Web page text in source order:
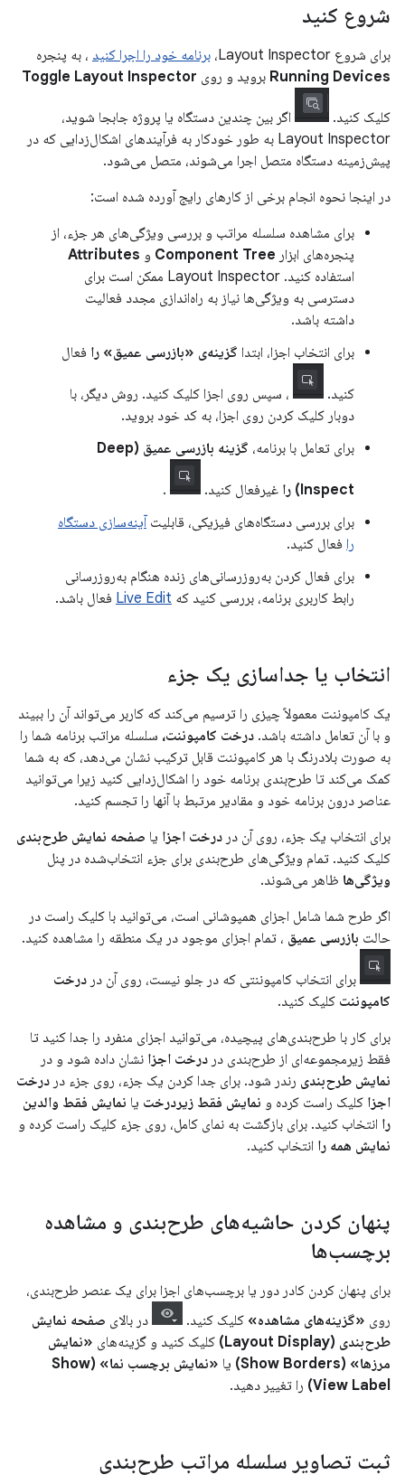
شروع کنید
برای شروع Layout Inspector، برنامه خود را اجرا کنید ، به پنجره
Running Devices بروید و روی Toggle Layout Inspector
کلیک کنید.
اگر بین چندین دستگاه یا پروژه جابجا شوید،
Layout Inspector به طور خودکار به فرآیندهای اشکال‌زدایی که در
پیش‌زمینه دستگاه متصل اجرا می‌شوند، متصل می‌شود.
در اینجا نحوه انجام برخی از کارهای رایج آورده شده است:
برای مشاهده سلسله مراتب و بررسی ویژگی‌های هر جزء، از
پنجره‌های ابزار Component Tree و Attributes
استفاده کنید. Layout Inspector ممکن است برای
دسترسی به ویژگی‌ها نیاز به راه‌اندازی مجدد فعالیت
داشته باشد.
برای انتخاب اجزا، ابتدا گزینه‌ی «بازرسی عمیق» را فعال
کنید.
، سپس روی اجزا کلیک کنید. روش دیگر، با
دوبار کلیک کردن روی اجزا، به کد خود بروید.
برای تعامل با برنامه،
گزینه بازرسی عمیق (Deep
Inspect) را غیرفعال کنید.
.
برای بررسی دستگاه‌های فیزیکی، قابلیت آینه‌سازی دستگاه
را فعال کنید.
برای فعال کردن به‌روزرسانی‌های زنده هنگام به‌روزرسانی
رابط کاربری برنامه، بررسی کنید که Live Edit فعال باشد.
انتخاب یا جداسازی یک جزء
یک کامپوننت معمولاً چیزی را ترسیم می‌کند که کاربر می‌تواند آن را ببیند
و با آن تعامل داشته باشد. درخت کامپوننت، سلسله مراتب برنامه شما را
به صورت بلادرنگ با هر کامپوننت قابل ترکیب نشان می‌دهد، که به شما
کمک می‌کند تا طرح‌بندی برنامه خود را اشکال‌زدایی کنید زیرا می‌توانید
عناصر درون برنامه خود و مقادیر مرتبط با آنها را تجسم کنید.
برای انتخاب یک جزء، روی آن در درخت اجزا یا صفحه نمایش طرح‌بندی
کلیک کنید. تمام ویژگی‌های طرح‌بندی برای جزء انتخاب‌شده در پنل
ویژگی‌ها ظاهر می‌شوند.
اگر طرح شما شامل اجزای همپوشانی است، می‌توانید با کلیک راست در
حالت بازرسی عمیق ، تمام اجزای موجود در یک منطقه را مشاهده کنید.
برای انتخاب کامپوننتی که در جلو نیست، روی آن در درخت
کامپوننت کلیک کنید.
برای کار با طرح‌بندی‌های پیچیده، می‌توانید اجزای منفرد را جدا کنید تا
فقط زیرمجموعه‌ای از طرح‌بندی در درخت اجزا نشان داده شود و در
نمایش طرح‌بندی رندر شود. برای جدا کردن یک جزء، روی جزء در درخت
اجزا کلیک راست کرده و نمایش فقط زیردرخت یا نمایش فقط والدین
را انتخاب کنید. برای بازگشت به نمای کامل، روی جزء کلیک راست کرده و
نمایش همه را انتخاب کنید.
پنهان کردن حاشیه‌های طرح‌بندی و مشاهده
برچسب‌ها
برای پنهان کردن کادر دور یا برچسب‌های اجزا برای یک عنصر طرح‌بندی،
روی «گزینه‌های مشاهده» کلیک کنید. در بالای صفحه نمایش
طرح‌بندی (Layout Display)
کلیک کنید و گزینه‌های «نمایش
مرزها» (Show Borders)
یا
«نمایش برچسب نما» (Show
View Label) را تغییر دهید.
ثبت تصاویر سلسله مراتب طرح‌بندی